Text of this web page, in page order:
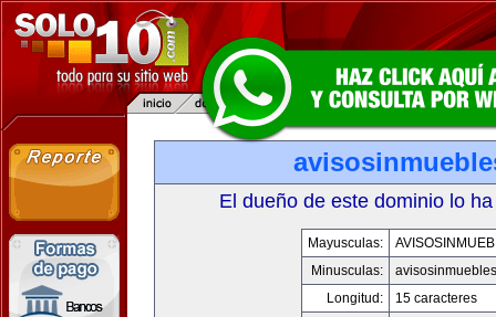
El dueño de este dominio lo
Mayusculas:
Minusculas:
Longitud:
15 caracteres